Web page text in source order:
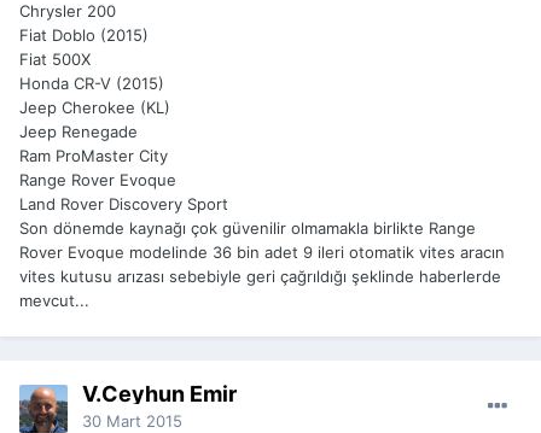
Chrysler 200
Fiat Doblo (2015)
Fiat 500X
Honda CR-V (2015)
Jeep Cherokee (KL)
Jeep Renegade
Ram ProMaster City
Range Rover Evoque
Land Rover Discovery Sport
Son dönemde kaynağı çok güvenilir olmamakla birlikte Range
Rover Evoque modelinde 36 bin adet 9 ileri otomatik vites aracın
vites kutusu arızası sebebiyle geri çağrıldığı şeklinde haberlerde
mevcut...
V.Ceyhun Emir
30 Mart 2015